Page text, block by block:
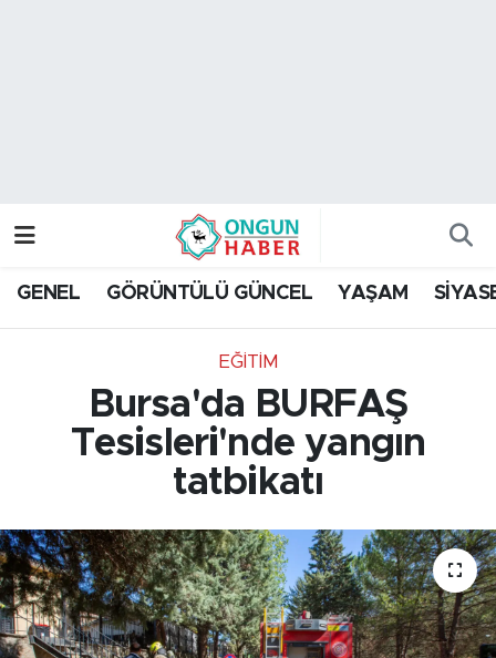
GENEL GÖRÜNTÜLÜ GÜNCEL YAŞAM
EĞİTİM
Bursa'da BURFAŞ
Tesisleri'nde yangın
tatbikatı
Trafik Durumu
Son Dakika Haberleri
Haber Arşivi